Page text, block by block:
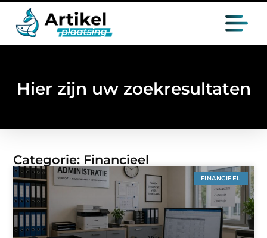
Hier zijn uw zoekresultaten
Categorie: Financieel
FINANCIEEL